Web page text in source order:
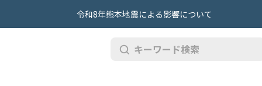
令和8年熊本地震による影響について